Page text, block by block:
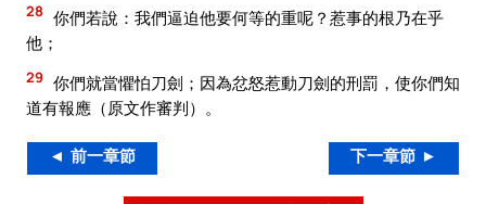
28 你們若說：我們逼迫他要何等的重呢？惹事的根乃在乎
他；
29 你們就當懼怕刀劍；因為忿怒惹動刀劍的刑罰，使你們知
道有報應（原文作審判）。
◄ 前一章節 下一章節 ►